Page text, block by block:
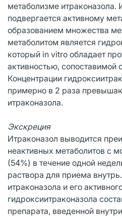
метаболизме итраконазола.
подвергается активному
образованием множества
метаболитом является
который in vitro обладает
активностью, сопоставимой
Концентрации
примерно в 2 раза
итраконазола.
Экскреция
Итраконазол выводится
неактивных метаболитов с
(54%) в течение одной
раствора для приема
итраконазола и его
гидроксиитраконазола
препарата, введенной